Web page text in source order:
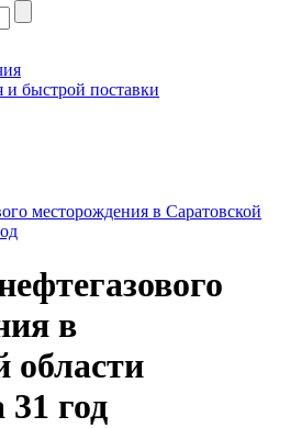
и быстрой поставки
месторождения в Саратовской
в
области
год